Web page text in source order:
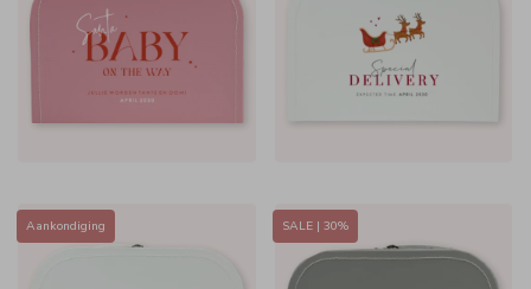
Aankondiging SALE | 30%